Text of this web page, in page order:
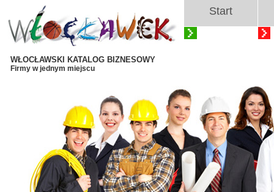
WŁOCŁAWSKI KATALOG BIZNESOWY
Firmy w jednym miejscu
Start